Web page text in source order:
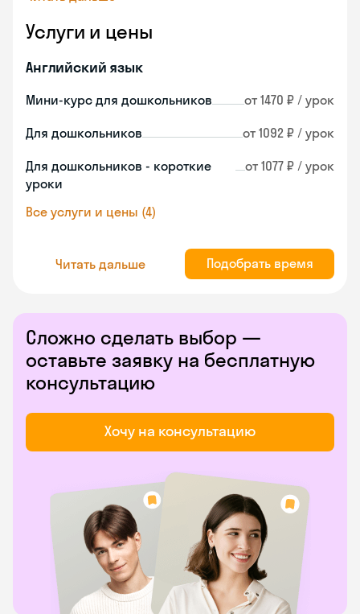
Услуги и цены
Английский язык
Мини-курс для дошкольников от 1470 ₽ / урок
Для дошкольников от 1092 ₽ / урок
Для дошкольников - короткие
уроки
от 1077 ₽ / урок
Все услуги и цены (4)
Читать дальше Подобрать время
Сложно сделать выбор —
оставьте заявку на бесплатную
консультацию
Хочу на консультацию